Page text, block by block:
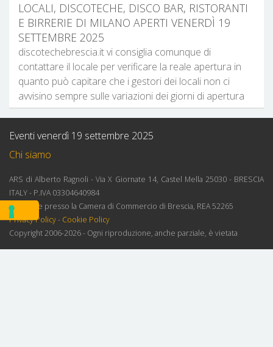
LOCALI, DISCOTECHE, DISCO BAR, RISTORANTI
E BIRRERIE DI MILANO APERTI VENERDÌ 19
SETTEMBRE 2025
discotechebrescia.it vi consiglia comunque di
contattare il locale per verificare la reale apertura in
quanto può capitare che i gestori dei locali non ci
avvisino sempre sulle variazioni dei giorni di apertura
Eventi venerdì 19 settembre 2025
Chi siamo
ARS di Alberto Ragnoli - Via X Giornate 14, Castel Mella 25030 - BRESCIA
ITALY - P.IVA 03304640984
Iscrizione presso la Camera di Commercio di Brescia, REA 52265
Privacy Policy- Cookie Policy
Copyright 2006-2026 - Ogni riproduzione, anche parziale, è vietata